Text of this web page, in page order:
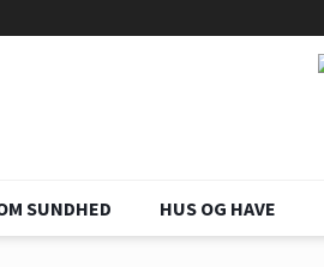
SUNDHED HUS OG HAVE